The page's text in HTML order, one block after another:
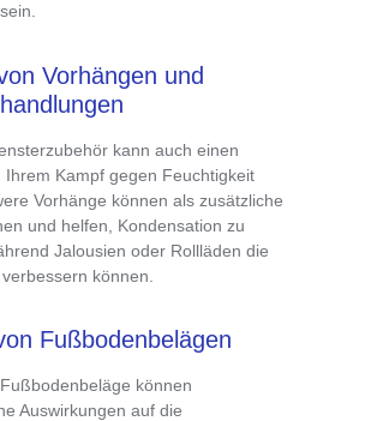
Vorhängen und
kann auch einen
Ihrem Kampf gegen Feuchtigkeit
Vorhänge können als zusätzliche
und helfen, Kondensation zu
Jalousien oder Rollläden die
können.
Fußbodenbelägen
können
Auswirkungen auf die